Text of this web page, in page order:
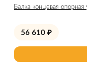
Балка концевая
56 610 ₽